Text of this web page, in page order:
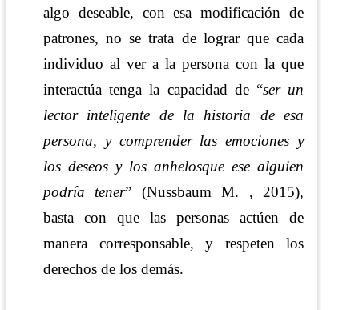
algo deseable, con esa modificación de
patrones, no se trata de lograr que cada
individuo al ver a la persona con la que
interactúa tenga la capacidad de “ser un
lector inteligente de la historia de esa
persona, y comprender las emociones y
los deseos y los anhelosque ese alguien
podría tener” (Nussbaum M. , 2015),
basta con que las personas actúen de
manera corresponsable, y respeten los
derechos de los demás.